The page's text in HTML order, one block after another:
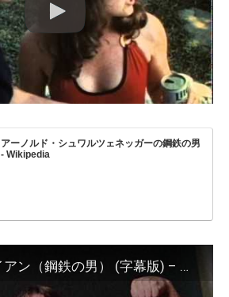
アーノルド・シュワルツェネッガーの鋼鉄の男
- Wikipedia
パンピング･アイアン（鋼鉄の男） (字幕版) – 予告編